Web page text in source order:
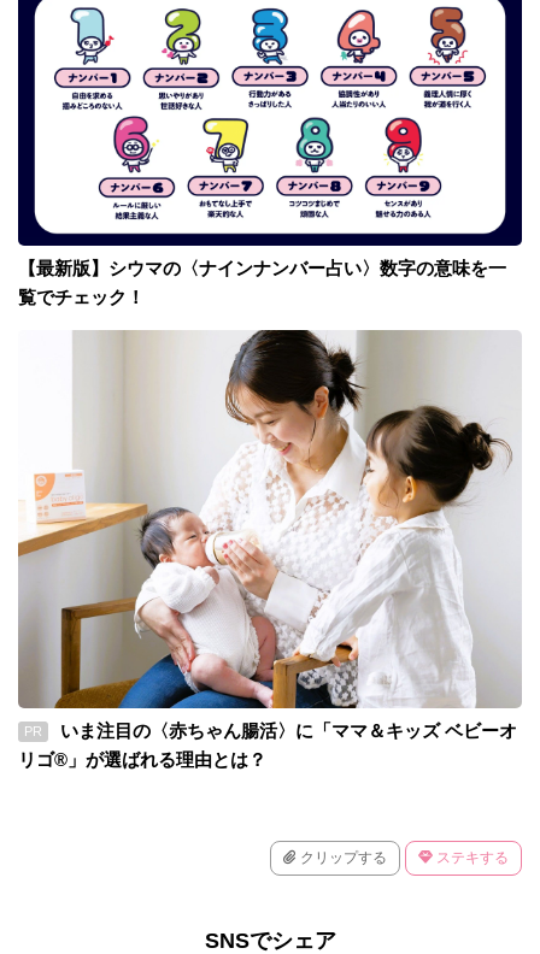
【最新版】シウマの〈ナインナンバー占い〉数字の意味を一
覧でチェック！
PR
いま注目の〈赤ちゃん腸活〉に「ママ＆キッズ ベビーオ
リゴ®」が選ばれる理由とは？
クリップする ステキする
SNSでシェア